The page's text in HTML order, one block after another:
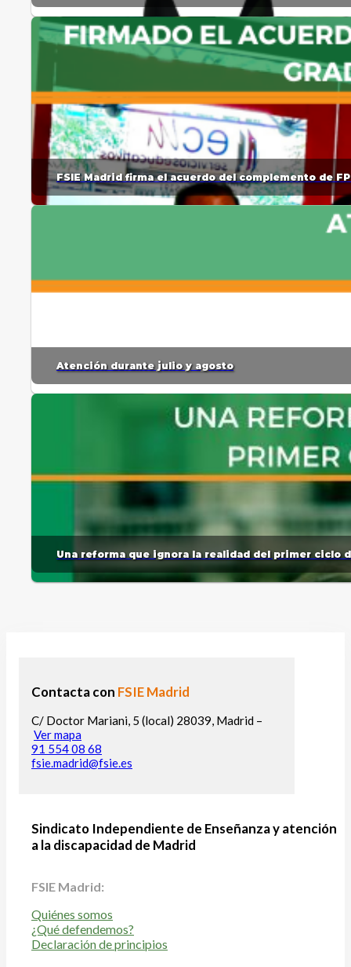
FSIE Madrid firma el acuerdo del complemento de
Atención durante julio y agosto
Una reforma que ignora la realidad del primer ciclo
Contacta con FSIE Madrid
C/ Doctor Mariani, 5 (local) 28039, Madrid –
Ver mapa
91 554 08 68
fsie.madrid@fsie.es
Sindicato Independiente de Enseñanza y atención
a la discapacidad de Madrid
FSIE Madrid:
Quiénes somos
¿Qué defendemos?
Declaración de principios